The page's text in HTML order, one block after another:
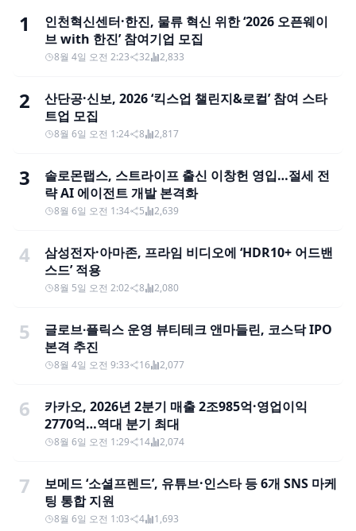
1
인천혁신센터·한진, 물류 혁신 위한 ‘2026 오픈웨이
브 with 한진’ 참여기업 모집
8월 4일 오전 2:23 32 2,833
2
산단공·신보, 2026 ‘킥스업 챌린지&로컬’ 참여 스타
트업 모집
8월 6일 오전 1:24 8 2,817
3
솔로몬랩스, 스트라이프 출신 이창헌 영입…절세 전
략 AI 에이전트 개발 본격화
8월 6일 오전 1:34 5 2,639
4
삼성전자·아마존, 프라임 비디오에 ‘HDR10+ 어드밴
스드’ 적용
8월 5일 오전 2:02 8 2,080
5
글로브∙플릭스 운영 뷰티테크 앤마들린, 코스닥 IPO
본격 추진
8월 4일 오전 9:33 16 2,077
6
카카오, 2026년 2분기 매출 2조985억·영업이익
2770억…역대 분기 최대
8월 6일 오전 1:29 14 2,074
7
보메드 ‘소셜프렌드’, 유튜브·인스타 등 6개 SNS 마케
팅 통합 지원
8월 6일 오전 1:03 4 1,693